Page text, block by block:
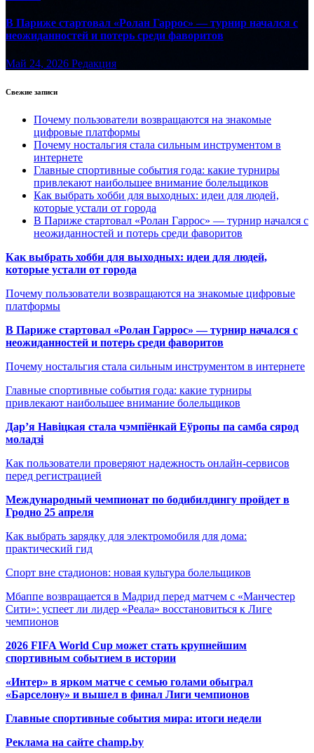
В Париже стартовал «Ролан Гаррос» — турнир начался с
неожиданностей и потерь среди фаворитов
Май 24, 2026 Редакция
Свежие записи
Почему пользователи возвращаются на знакомые
цифровые платформы
Почему ностальгия стала сильным инструментом в
интернете
Главные спортивные события года: какие турниры
привлекают наибольшее внимание болельщиков
Как выбрать хобби для выходных: идеи для людей,
которые устали от города
В Париже стартовал «Ролан Гаррос» — турнир начался с
неожиданностей и потерь среди фаворитов
Как выбрать хобби для выходных: идеи для людей,
которые устали от города
Почему пользователи возвращаются на знакомые цифровые
платформы
В Париже стартовал «Ролан Гаррос» — турнир начался с
неожиданностей и потерь среди фаворитов
Почему ностальгия стала сильным инструментом в интернете
Главные спортивные события года: какие турниры
привлекают наибольшее внимание болельщиков
Дар’я Навіцкая стала чэмпіёнкай Еўропы па самба сярод
моладзі
Как пользователи проверяют надежность онлайн-сервисов
перед регистрацией
Международный чемпионат по бодибилдингу пройдет в
Гродно 25 апреля
Как выбрать зарядку для электромобиля для дома:
практический гид
Спорт вне стадионов: новая культура болельщиков
Мбаппе возвращается в Мадрид перед матчем с «Манчестер
Сити»: успеет ли лидер «Реала» восстановиться к Лиге
чемпионов
2026 FIFA World Cup может стать крупнейшим
спортивным событием в истории
«Интер» в ярком матче с семью голами обыграл
«Барселону» и вышел в финал Лиги чемпионов
Главные спортивные события мира: итоги недели
Реклама на сайте champ.by